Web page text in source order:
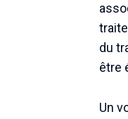
du
être
Un